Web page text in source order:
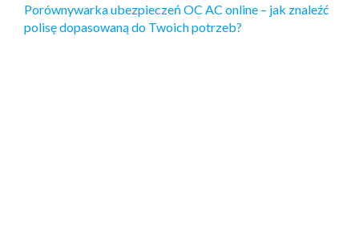
Porównywarka ubezpieczeń OC AC online – jak znaleźć
polisę dopasowaną do Twoich potrzeb?